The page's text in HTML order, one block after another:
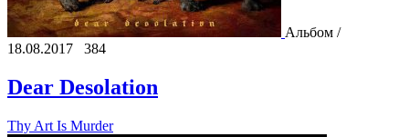
Альбом /
18.08.2017
384
Dear Desolation
Thy Art Is Murder